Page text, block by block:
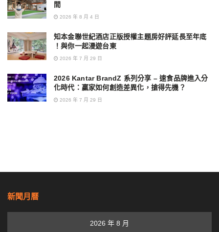
間
2026 年 8 月 4 日
知本金聯世紀酒店正版授權主題房好評延長至年底
！與你一起漫遊台東
2026 年 7 月 29 日
2026 Kantar BrandZ 系列分享 – 速食品牌進入分
化時代：贏家如何創造差異化，搶得先機？
2026 年 7 月 29 日
新聞月曆
2026 年 8 月